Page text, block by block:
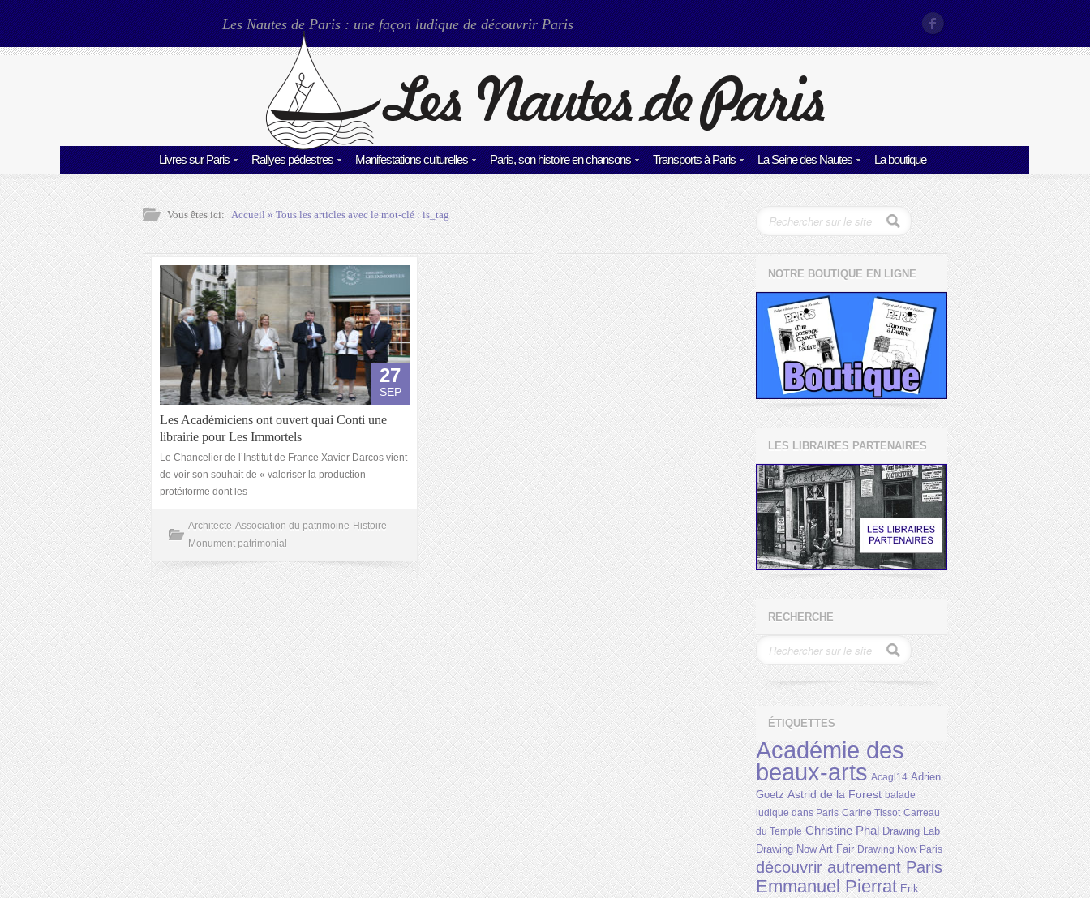
Les Nautes de Paris : une façon ludique de découvrir Paris
Livres sur Paris Rallyes pédestres Manifestations culturelles Paris, son histoire en chansons Transports à Paris La Seine des Nautes La boutique
Vous êtes ici: Accueil» Tous les articles avec le mot-clé :is_tag
27
SEP
Les Académiciens ont ouvert quai Conti une
librairie pour Les Immortels
Le Chancelier de l’Institut de France Xavier Darcos vient
de voir son souhait de « valoriser la production
protéiforme dont les
Architecte Association du patrimoine Histoire
Monument patrimonial
NOTRE BOUTIQUE EN LIGNE
LES LIBRAIRES PARTENAIRES
RECHERCHE
ÉTIQUETTES
Académie des
beaux-arts Acagl14 Adrien
Goetz Astrid de la Forest balade
ludique dans Paris Carine Tissot Carreau
du Temple Christine Phal Drawing Lab
Drawing Now Art Fair Drawing Now Paris
découvrir autrement Paris
Emmanuel Pierrat Erik